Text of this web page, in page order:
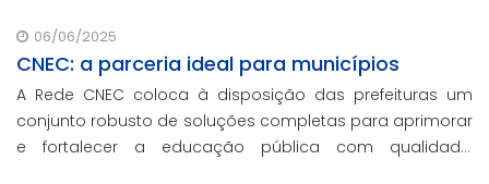
06/06/2025
CNEC: a parceria ideal para municípios
A Rede CNEC coloca à disposição das prefeituras um
conjunto robusto de soluções completas para aprimorar
e fortalecer a educação pública com qualidade,